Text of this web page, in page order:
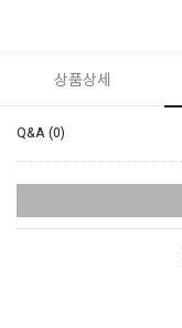
상품상세
Q&A (0)